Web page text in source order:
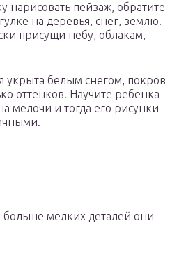
нарисовать пейзаж, обратите
на деревья, снег, землю.
присущи небу, облакам,
укрыта белым снегом, покров
оттенков. Научите ребенка
мелочи и тогда его рисунки
больше мелких деталей они